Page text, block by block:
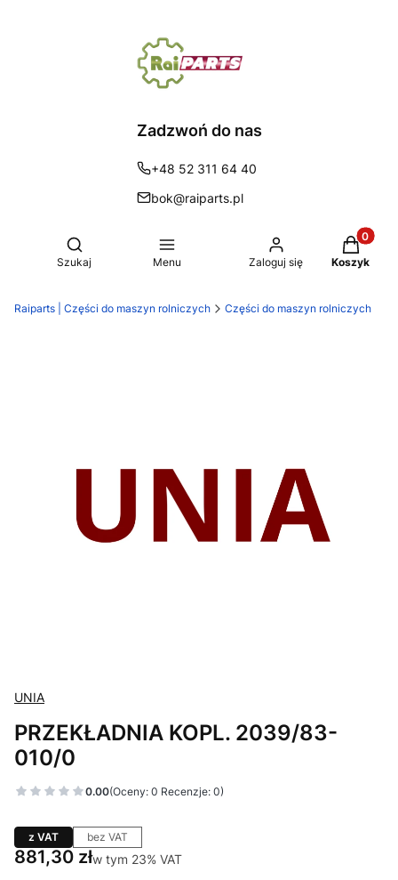
Zadzwoń do nas
+48 52 311 64 40
bok@raiparts.pl
Otwórz wyszukiwarkę
Szukaj Menu Zaloguj się Koszyk
Raiparts | Części do maszyn rolniczych Części do maszyn rolniczych
UNIA
PRZEKŁADNIA KOPL. 2039/83-
010/0
0.00(Oceny: 0 Recenzje: 0)
z VAT bez VAT
Cena
881,30 złw tym 23% VAT
w tym 23% VAT